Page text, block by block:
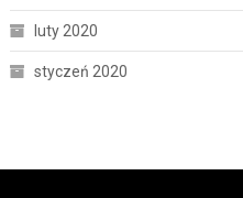
luty 2020
styczeń 2020